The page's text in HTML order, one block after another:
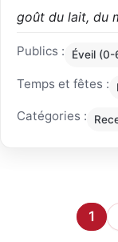
goût du lait, du
Publics : Éveil (0-
Temps et fêtes :
Catégories :
1